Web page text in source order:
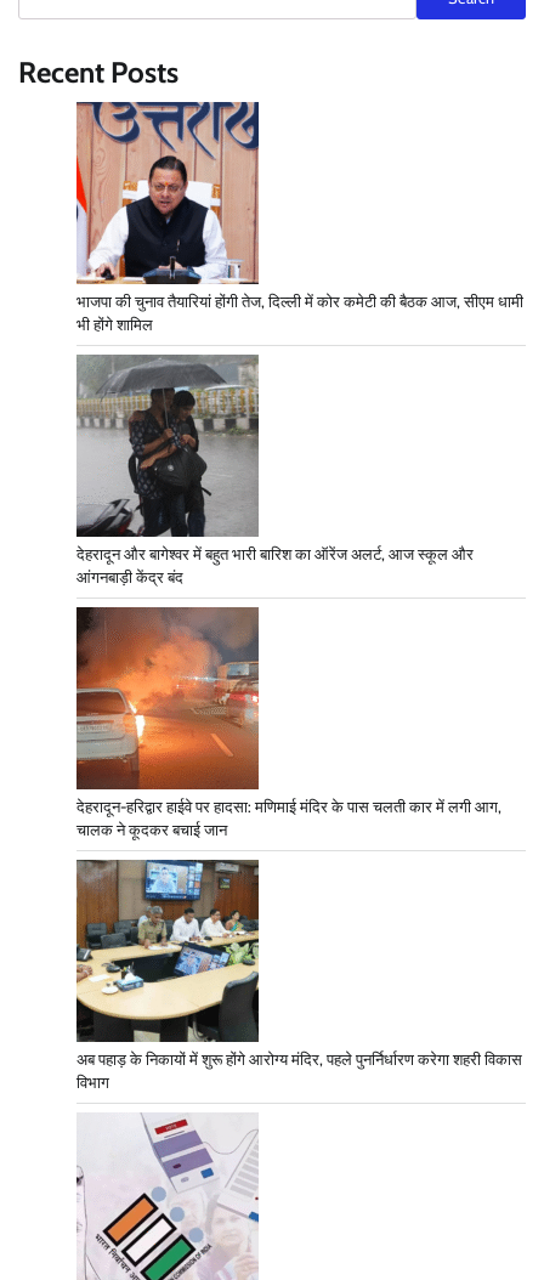
Recent Posts
भाजपा की चुनाव तैयारियां होंगी तेज, दिल्ली में कोर कमेटी की बैठक आज, सीएम धामी
भी होंगे शामिल
देहरादून और बागेश्वर में बहुत भारी बारिश का ऑरेंज अलर्ट, आज स्कूल और
आंगनबाड़ी केंद्र बंद
देहरादून-हरिद्वार हाईवे पर हादसा: मणिमाई मंदिर के पास चलती कार में लगी आग,
चालक ने कूदकर बचाई जान
अब पहाड़ के निकायों में शुरू होंगे आरोग्य मंदिर, पहले पुनर्निर्धारण करेगा शहरी विकास
विभाग